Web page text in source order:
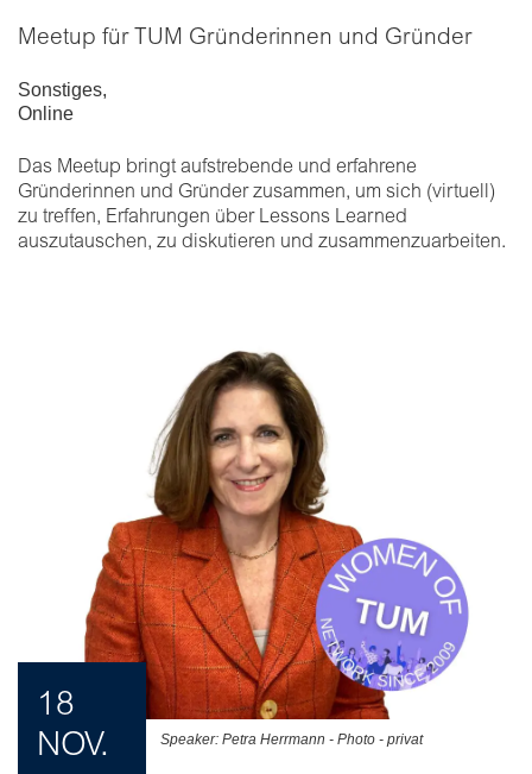
Meetup für TUM Gründerinnen und Gründer
Sonstiges,
Online
Das Meetup bringt aufstrebende und erfahrene
Gründerinnen und Gründer zusammen, um sich (virtuell)
zu treffen, Erfahrungen über Lessons Learned
auszutauschen, zu diskutieren und zusammenzuarbeiten.
Speaker: Petra Herrmann - Photo - privat
18
NOV.